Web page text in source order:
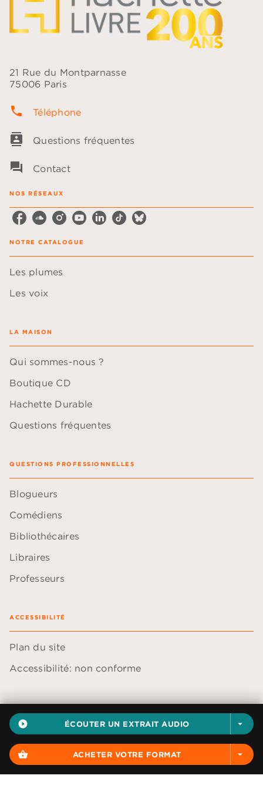
play_circle_filled ÉCOUTER UN EXTRAIT AUDIO arrow_drop_down
shopping_basket ACHETER VOTRE FORMAT arrow_drop_down
21 Rue du Montparnasse
75006 Paris
phone Téléphone
contacts Questions fréquentes
question_answer Contact
NOS RÉSEAUX
NOTRE CATALOGUE
Les plumes
Les voix
LA MAISON
Qui sommes-nous ?
Boutique CD
Hachette Durable
Questions fréquentes
QUESTIONS PROFESSIONNELLES
Blogueurs
Comédiens
Bibliothécaires
Libraires
Professeurs
ACCESSIBILITÉ
Plan du site
Accessibilité: non conforme
Données personnelles
Paramétrer vos cookies
Mentions légales